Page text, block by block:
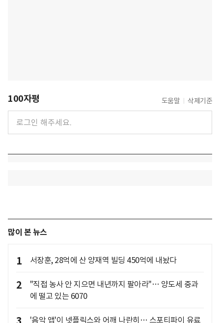
100자평 도움말 삭제기준
많이 본 뉴스
1 서장훈, 28억에 산 양재역 빌딩 450억에 내놨다
2
"직접 농사 안 지으면 내년까지 팔아라"… 양도세 중과
에 떨고 있는 6070
'음악 앱'이 넷플릭스와 어깨 나란히… 스포티파이 유료